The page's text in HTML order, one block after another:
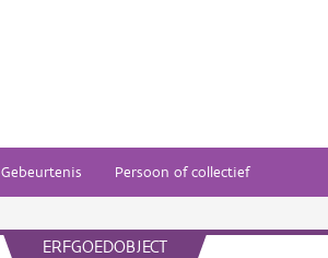
Gebeurtenis Persoon of collectief
ERFGOEDOBJECT